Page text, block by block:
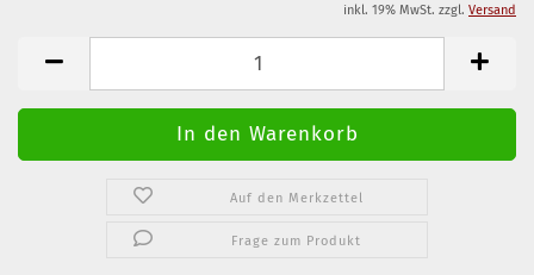
inkl. 19% MwSt. zzgl. Versand
Auf den Merkzettel
Frage zum Produkt